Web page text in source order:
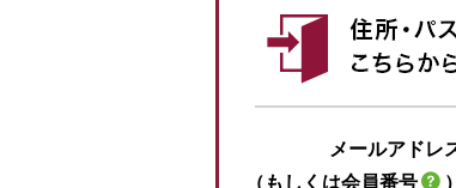
メールアドレ
（もしくは会員番号
）